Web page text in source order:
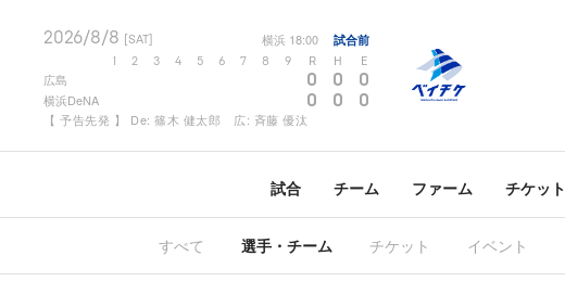
2026/8/8 [SAT] 横浜 18:00 試合前
2 3 4 5 6 7 8 9 R H E
広島 0 0 0
横浜DeNA 0 0 0
【 予告先発 】 De: 篠木 健太郎 広: 斉藤 優汰
試合 チーム ファーム チケット
すべて 選手・チーム チケット イベント